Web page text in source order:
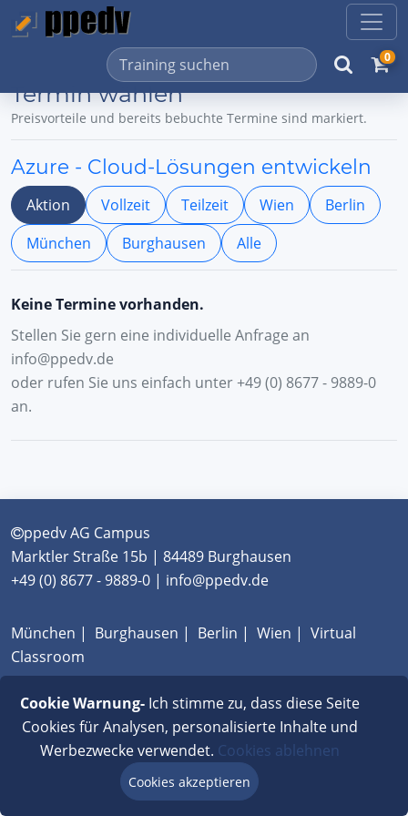
0
Termin wählen
Preisvorteile und bereits bebuchte Termine sind markiert.
Azure - Cloud-Lösungen entwickeln
Aktion Vollzeit Teilzeit Wien
Berlin
München
Burghausen Alle
Keine Termine vorhanden.
Stellen Sie gern eine individuelle Anfrage an
info@ppedv.de
oder rufen Sie uns einfach unter +49 (0) 8677 - 9889-0
an.
ppedv AG Campus
Marktler Straße 15b | 84489 Burghausen
+49 (0) 8677 - 9889-0 | info@ppedv.de
München | Burghausen | Berlin | Wien | Virtual
Classroom
AGB
|Impressum | Datenschutz |
Cookie Warnung-Ich stimme zu, dass diese Seite
Cookies für Analysen, personalisierte Inhalte und
Werbezwecke verwendet. Cookies ablehnen
Cookies akzeptieren